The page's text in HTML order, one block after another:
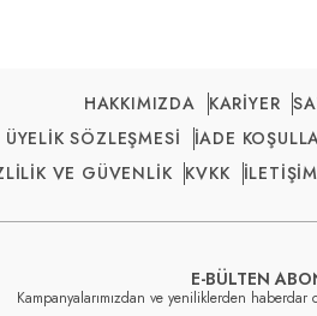
HAKKIMIZDA KARİYER
ÜYELİK SÖZLEŞMESİ
İADE
VE GÜVENLİK KVKK İLETİŞİM
E-BÜLTEN
Kampanyalarımızdan ve yeniliklerden